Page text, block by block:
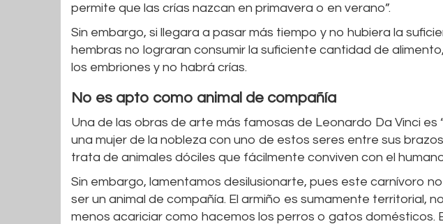
permite que las crías nazcan en primavera o en verano”.
Sin embargo, si llegara a pasar más tiempo y no hubiera la
hembras no lograran consumir la suficiente cantidad de
los embriones y no habrá crías.
No es apto como animal de compañía
Una de las obras de arte más famosas de Leonardo Da Vinci es
una mujer de la nobleza con uno de estos seres entre sus
trata de animales dóciles que fácilmente conviven con el
Sin embargo, lamentamos desilusionarte, pues este carnívoro
ser un animal de compañía. El armiño es sumamente territorial,
menos acariciar como hacemos los perros o gatos domésticos.